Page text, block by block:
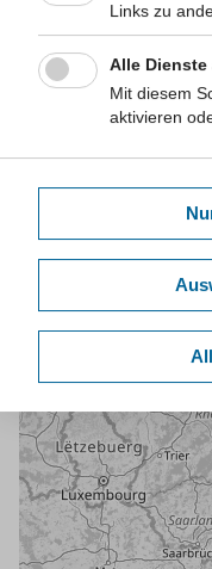
Links zu
Alle
Mit diesem
aktivieren